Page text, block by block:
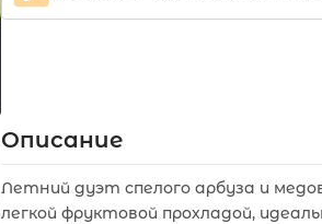
Описание
Летний дуэт спелого арбуза и
легкой фруктовой прохладой,